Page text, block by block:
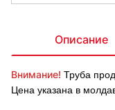
Описание
Внимание! Труба
Цена указана в